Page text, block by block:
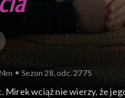
Sezon 28, odc. 2775
wciąż nie wierzy, że